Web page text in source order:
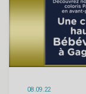
08.09.22